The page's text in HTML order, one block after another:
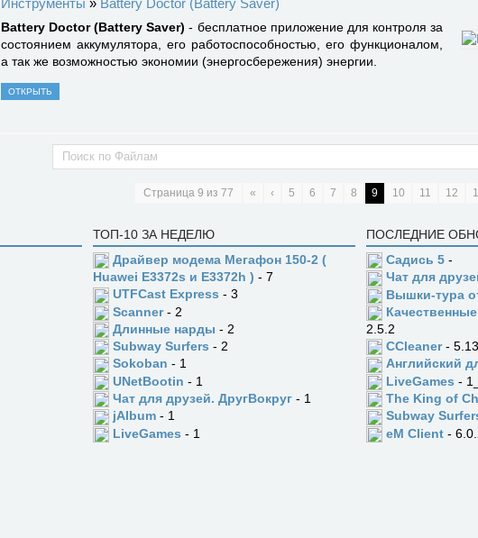
Инструменты » Battery Doctor (Battery Saver)
Battery Doctor (Battery Saver) - бесплатное приложение для контроля за
состоянием аккумулятора, его работоспособностью, его функционалом,
а так же возможностью экономии (энергосбережения) энергии.
ОТКРЫТЬ
Страница 9 из 77 « ‹ 5 6 7 8 9 10 11 12
ТОП-10 ЗА НЕДЕЛЮ
Драйвер модема Мегафон 150-2 (
Huawei E3372s и E3372h ) - 7
UTFCast Express - 3
Scanner- 2
Длинные нарды - 2
Subway Surfers - 2
Sokoban - 1
UNetBootin - 1
Чат для друзей. ДругВокруг - 1
jAlbum - 1
LiveGames - 1
ПОСЛЕДНИЕ
Садись 5-
Чат для
Вышки-тура
2.5.2
CCleaner- 5.13
Английский
LiveGames -
The King of
Subway
eM Client-